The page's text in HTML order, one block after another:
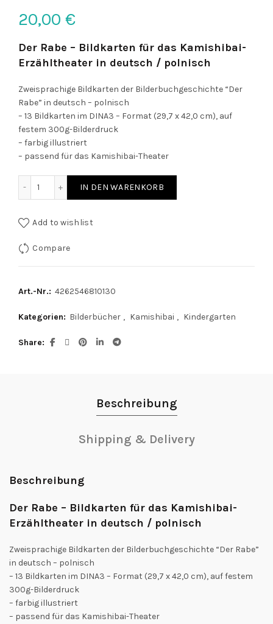
20,00 €
Der Rabe – Bildkarten für das Kamishibai-
Erzähltheater in deutsch / polnisch
Zweisprachige Bildkarten der Bilderbuchgeschichte “Der
Rabe” in deutsch – polnisch
– 13 Bildkarten im DINA3 – Format (29,7 x 42,0 cm), auf
festem 300g-Bilderdruck
– farbig illustriert
– passend für das Kamishibai-Theater
IN DEN WARENKORB
Add to wishlist
Compare
Art.-Nr.: 4262546810130
Kategorien: Bilderbücher , Kamishibai , Kindergarten
Share
Beschreibung
Shipping & Delivery
Beschreibung
Der Rabe – Bildkarten für das Kamishibai-
Erzähltheater in deutsch / polnisch
Zweisprachige Bildkarten der Bilderbuchgeschichte “Der Rabe”
in deutsch – polnisch
– 13 Bildkarten im DINA3 – Format (29,7 x 42,0 cm), auf festem
300g-Bilderdruck
– farbig illustriert
– passend für das Kamishibai-Theater